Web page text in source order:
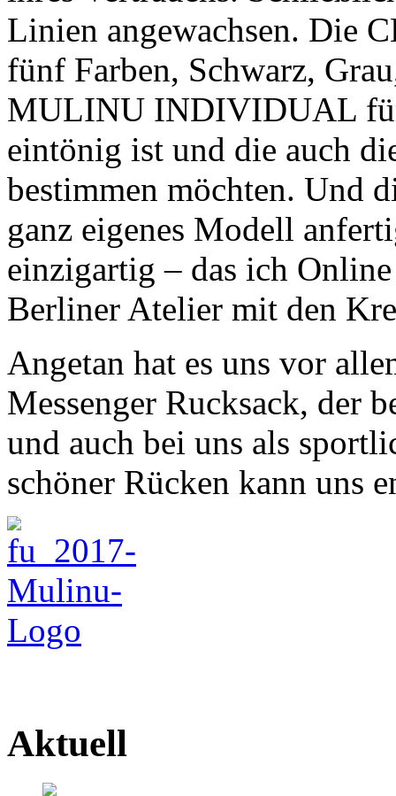
Linien angewachsen. Die
fünf Farben, Schwarz,
MULINU INDIVIDUAL
eintönig ist und die auch
bestimmen möchten. Und
ganz eigenes Modell
einzigartig – das ich
Berliner Atelier mit den
Angetan hat es uns vor
Messenger Rucksack, der
und auch bei uns als
schöner Rücken kann uns
Aktuell